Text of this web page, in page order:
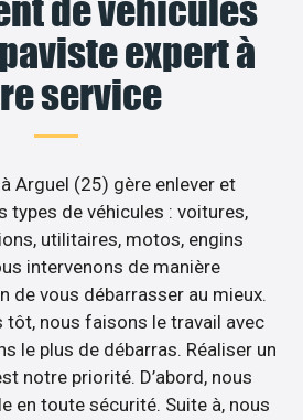
de véhicules
expert à
service
Arguel (25) gère enlever et
types de véhicules : voitures,
utilitaires, motos, engins
intervenons de manière
de vous débarrasser au mieux.
tôt, nous faisons le travail avec
le plus de débarras. Réaliser un
notre priorité. D’abord, nous
en toute sécurité. Suite à, nous